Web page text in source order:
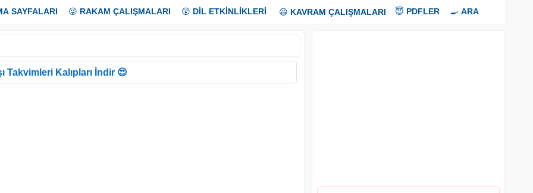
SAYFALARI 😜 RAKAM ÇALIŞMALARI 😲 DİL ETKİNLİKLERİ 😃 KAVRAM ÇALIŞMALARI 😇 PDFLER 🍳 ARA
Takvimleri Kalıpları İndir 😍